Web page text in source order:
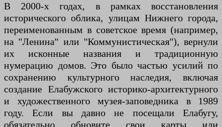
В 2000-х годах, в рамках восстановления
исторического облика, улицам Нижнего города,
переименованным в советское время (например,
на "Ленина" или "Коммунистическая"), вернули
их исконные названия и традиционную
нумерацию домов. Это было частью усилий по
сохранению культурного наследия, включая
создание Елабужского историко-архитектурного
и художественного музея-заповедника в 1989
году. Если вы давно не посещали Елабугу,
обязательно обновите свои карты или